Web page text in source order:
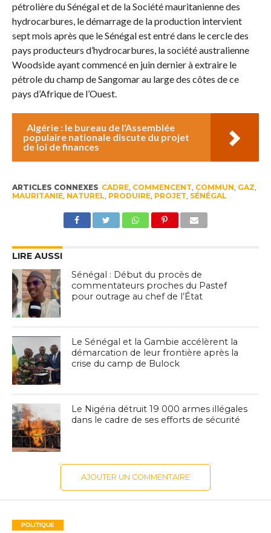
pétrolière du Sénégal et de la Société mauritanienne des
hydrocarbures, le démarrage de la production intervient
sept mois après que le Sénégal est entré dans le cercle des
pays producteurs d’hydrocarbures, la société australienne
Woodside ayant commencé en juin dernier à extraire le
pétrole du champ de Sangomar au large des côtes de ce
pays d’Afrique de l’Ouest.
Algérie : le bureau de l'Assemblée
populaire nationale discute du projet
de loi de finances
ARTICLES CONNEXES CADRE, COMMENCENT, COMMUN, GAZ,
MAURITANIE, NATUREL, PRODUIRE, PROJET, SÉNÉGAL
LIRE AUSSI
Sénégal : Début du procès de
commentateurs proches du Pastef
pour outrage au chef de l’État
Le Sénégal et la Gambie accélèrent la
démarcation de leur frontière après la
crise du camp de Bulock
Le Nigéria détruit 19 000 armes illégales
dans le cadre de ses efforts de sécurité
AJOUTER UN COMMENTAIRE
POLITIQUE